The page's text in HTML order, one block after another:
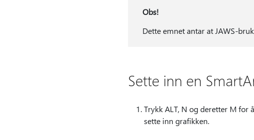
Obs!
Dette emnet antar at JAWS-
Sette inn en
Trykk ALT, N og deretter M for
sette inn grafikken.